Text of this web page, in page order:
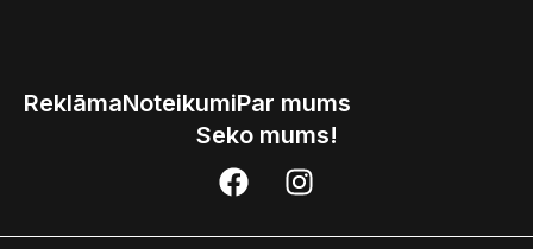
ReklāmaNoteikumiPar mums
Seko mums!
F
a
I
n